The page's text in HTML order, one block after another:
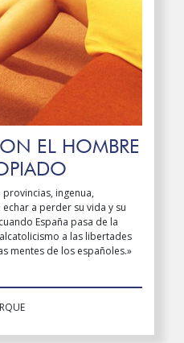
EL HOMBRE
provincias, ingenua,
a perder su vida y su
España pasa de la
a las libertades
mentes de los españoles.»